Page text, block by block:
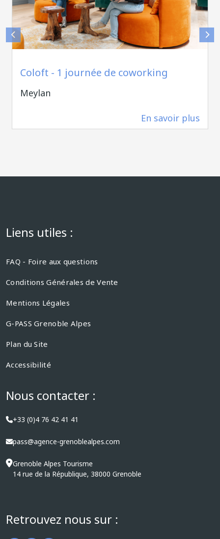
Coloft - 1 journée de coworking
Meylan
En savoir plus
Liens utiles :
FAQ - Foire aux questions
Conditions Générales de Vente
Mentions Légales
G-PASS Grenoble Alpes
Plan du Site
Accessibilité
Nous contacter :
+33 (0)4 76 42 41 41
pass@agence-grenoblealpes.com
Grenoble Alpes Tourisme
14 rue de la République, 38000 Grenoble
Retrouvez nous sur :